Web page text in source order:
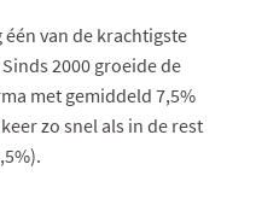
van de krachtigste
2000 groeide de
met gemiddeld 7,5%
zo snel als in de rest